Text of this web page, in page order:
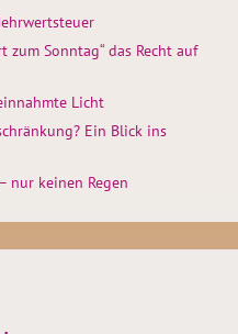
zum Sonntag“ das Recht auf
Licht
Ein Blick ins
nur keinen Regen